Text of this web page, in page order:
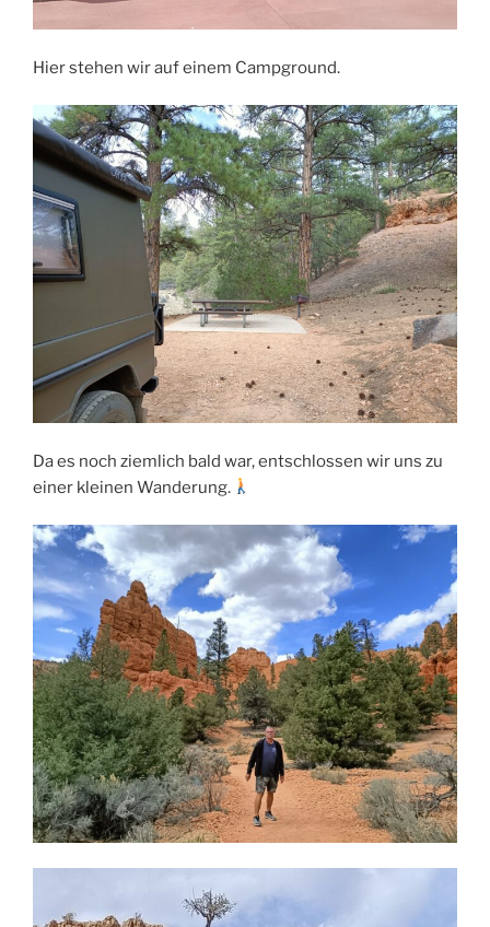
Hier stehen wir auf einem Campground.
Da es noch ziemlich bald war, entschlossen wir uns zu
einer kleinen Wanderung.